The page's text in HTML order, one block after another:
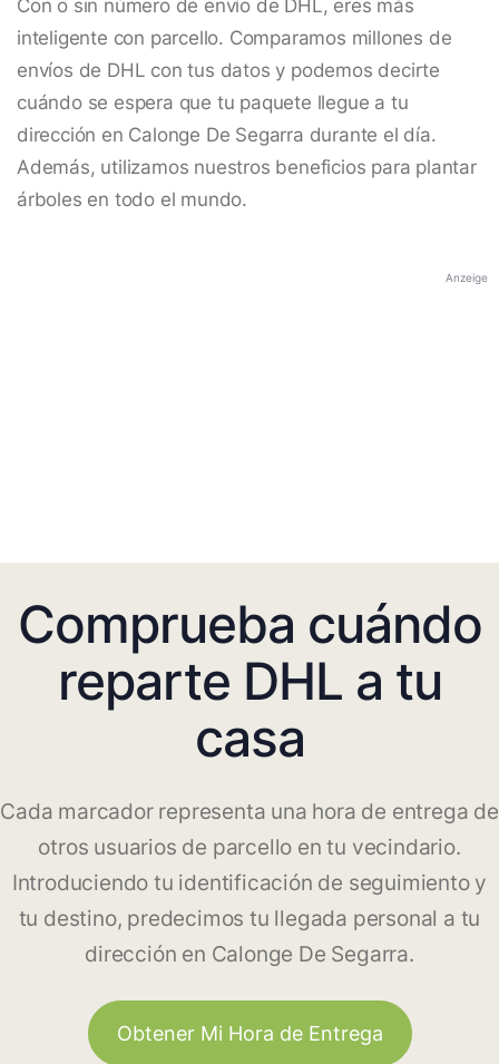
Con o sin número de envío de DHL, eres más
inteligente con parcello. Comparamos millones de
envíos de DHL con tus datos y podemos decirte
cuándo se espera que tu paquete llegue a tu
dirección en Calonge De Segarra durante el día.
Además, utilizamos nuestros beneficios para plantar
árboles en todo el mundo.
Anzeige
Comprueba cuándo
reparte DHL a tu
casa
Cada marcador representa una hora de entrega de
otros usuarios de parcello en tu vecindario.
Introduciendo tu identificación de seguimiento y
tu destino, predecimos tu llegada personal a tu
dirección en Calonge De Segarra.
Obtener Mi Hora de Entrega